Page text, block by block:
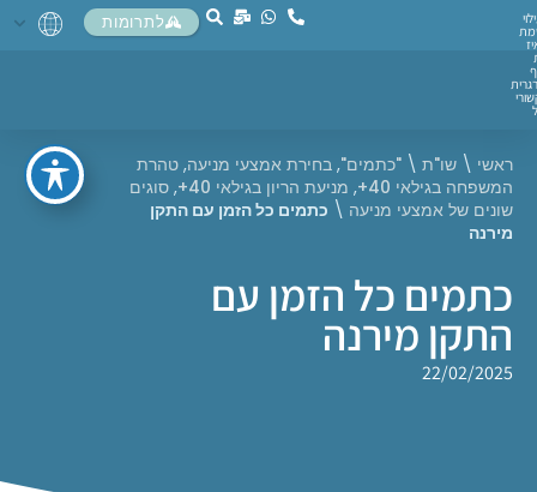
לתרומות
ראשי \ שו"ת \ "כתמים", בחירת אמצעי מניעה, טהרת
המשפחה בגילאי 40+
, מניעת הריון בגילאי 40+ , סוגים
שונים של אמצעי מניעה \ כתמים כל הזמן עם התקן
מירנה
כתמים כל הזמן עם
התקן מירנה
22/02/2025